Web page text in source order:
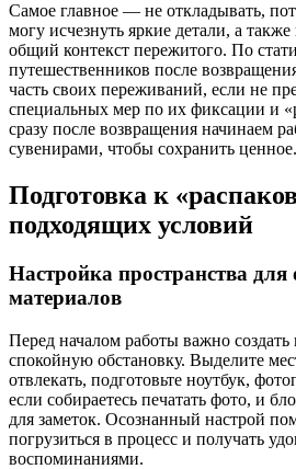
Самое главное — не откладывать,
могу исчезнуть яркие детали, а
общий контекст пережитого. По
путешественников после
часть своих переживаний, если не
специальных мер по их фиксации и
сразу после возвращения начинаем
сувенирами, чтобы сохранить ценное.
Подготовка к
подходящих условий
Настройка пространства для
материалов
Перед началом работы важно
спокойную обстановку. Выделите
отвлекать, подготовьте ноутбук,
если собираетесь печатать фото, и
для заметок. Осознанный настрой
погрузиться в процесс и получать
воспоминаниями.